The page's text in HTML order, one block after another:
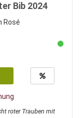
Bib 2024
Rosé
roter Trauben mit